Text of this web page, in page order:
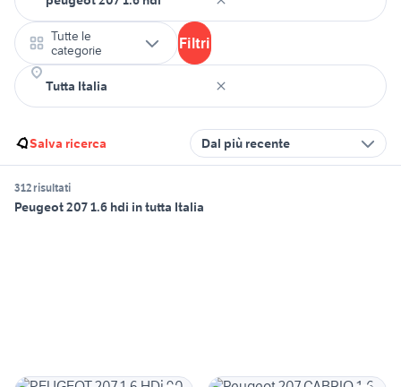
Tutte le
categorie
Filtri
Salva ricerca Dal più recente
312 risultati
Peugeot 207 1.6 hdi in tutta Italia